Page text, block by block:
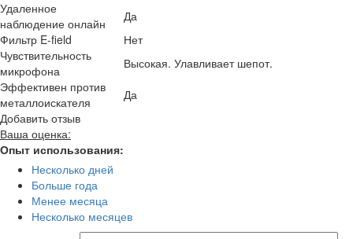
Удаленное
наблюдение онлайн
Да
Фильтр E-field
Нет
Чувствительность
микрофона
Высокая. Улавливает шепот.
Эффективен против
металлоискателя
Да
Добавить отзыв
Ваша оценка:
Опыт использования:
Несколько дней
Больше года
Менее месяца
Несколько месяцев